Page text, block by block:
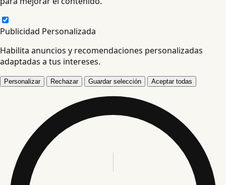
Publicidad Personalizada
Habilita anuncios y recomendaciones personalizadas
adaptadas a tus intereses.
Personalizar Rechazar Guardar selección Aceptar todas